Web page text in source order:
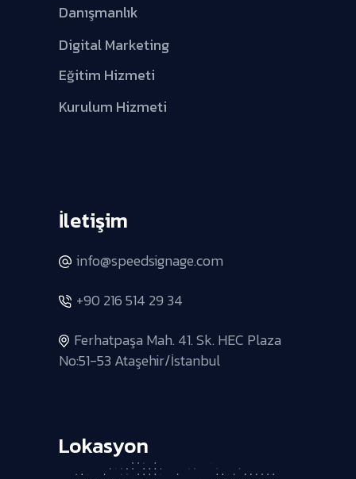
Danışmanlık
Digital Marketing
Eğitim Hizmeti
Kurulum Hizmeti
İletişim
info@speedsignage.com
+90 216 514 29 34
Ferhatpaşa Mah. 41. Sk. HEC Plaza
No:51-53 Ataşehir/İstanbul
Lokasyon